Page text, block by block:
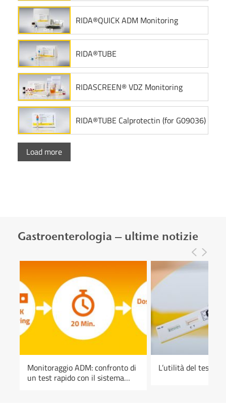
RIDA®QUICK ADM Monitoring
RIDA®TUBE
RIDASCREEN® VDZ Monitoring
RIDA®TUBE Calprotectin (for G09036)
Load more
Gastroenterologia – ultime notizie
Monitoraggio ADM: confronto di
un test rapido con il sistema
L’utilità del test